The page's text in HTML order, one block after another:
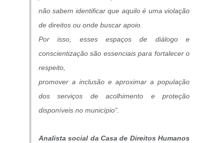
não sabem identificar que aquilo é uma violação
de direitos ou onde buscar apoio.
Por isso, esses espaços de diálogo e
conscientização são essenciais para fortalecer o
respeito,
promover a inclusão e aproximar a população
dos serviços de acolhimento e proteção
disponíveis no município”.
Analista social da Casa de Direitos Humanos